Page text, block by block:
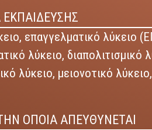
επαγγελματικό λύκειο
λύκειο, διαπολιτισμικό
λύκειο, μειονοτικό λύκειο,
ΟΠΟΙΑ ΑΠΕΥΘΥΝΕΤΑΙ